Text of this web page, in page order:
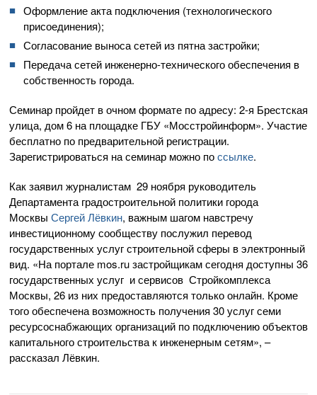
Оформление акта подключения (технологического
присоединения);
Согласование выноса сетей из пятна застройки;
Передача сетей инженерно-технического обеспечения в
собственность города.
Семинар пройдет в очном формате по адресу: 2-я Брестская
улица, дом 6 на площадке ГБУ «Мосстройинформ». Участие
бесплатно по предварительной регистрации.
Зарегистрироваться на семинар можно поссылке.
Как заявил журналистам 29 ноября руководитель
Департамента градостроительной политики города
Москвы Сергей Лёвкин, важным шагом навстречу
инвестиционному сообществу послужил перевод
государственных услуг строительной сферы в электронный
вид. «На портале mos.ru застройщикам сегодня доступны 36
государственных услуг и сервисов Стройкомплекса
Москвы, 26 из них предоставляются только онлайн. Кроме
того обеспечена возможность получения 30 услуг семи
ресурсоснабжающих организаций по подключению объектов
капитального строительства к инженерным сетям», –
рассказал Лёвкин.